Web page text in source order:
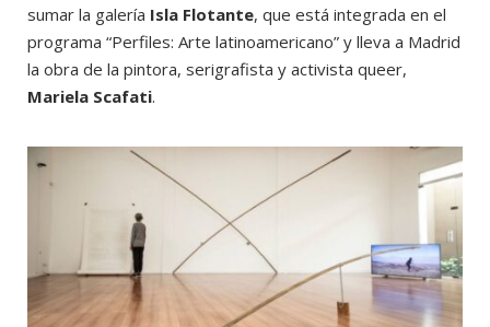
sumar la galería Isla Flotante, que está integrada en el
programa “Perfiles: Arte latinoamericano” y lleva a Madrid
la obra de la pintora, serigrafista y activista queer,
Mariela Scafati.